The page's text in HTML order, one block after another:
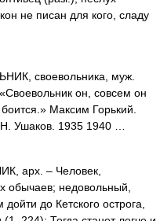
не писан для кого, сладу
своевольника, муж.
он, совсем он
Максим Горький.
Ушаков. 1935 1940 …
арх. – Человек,
обычаев; недовольный,
до Кетского острога,